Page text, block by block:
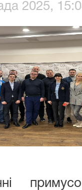
2025,